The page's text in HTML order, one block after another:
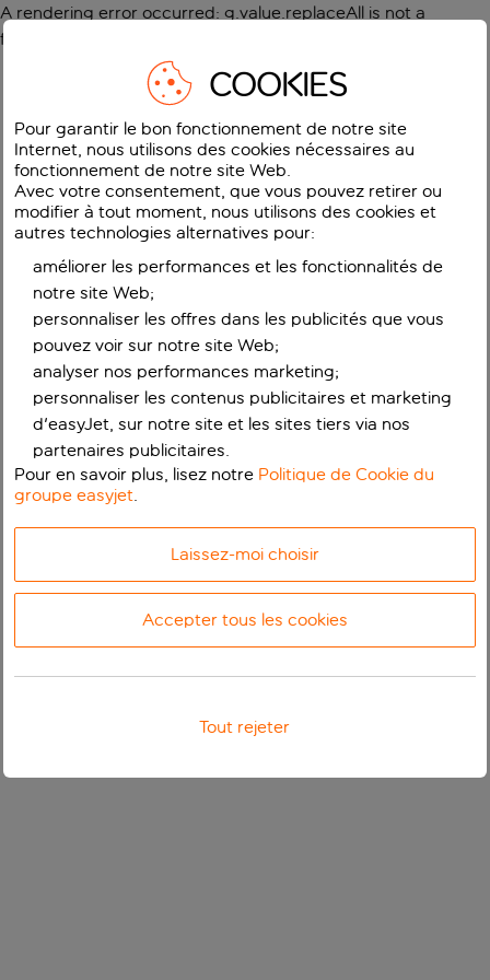
A rendering error occurred: g.value.replaceAll is not a
function
COOKIES
Pour garantir le bon fonctionnement de notre site
Internet, nous utilisons des cookies nécessaires au
fonctionnement de notre site Web.
Avec votre consentement, que vous pouvez retirer ou
modifier à tout moment, nous utilisons des cookies et
autres technologies alternatives pour:
améliorer les performances et les fonctionnalités de
notre site Web;
personnaliser les offres dans les publicités que vous
pouvez voir sur notre site Web;
analyser nos performances marketing;
personnaliser les contenus publicitaires et marketing
d'easyJet, sur notre site et les sites tiers via nos
partenaires publicitaires.
Pour en savoir plus, lisez notre Politique de Cookie du
groupe easyjet.
Laissez-moi choisir
Accepter tous les cookies
Tout rejeter